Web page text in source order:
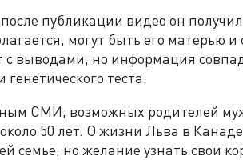
после публикации видео он
могут быть его матерью
выводами, но информация
теста.
СМИ, возможных родителей
50 лет. О жизни Льва в
семье, но желание узнать свои